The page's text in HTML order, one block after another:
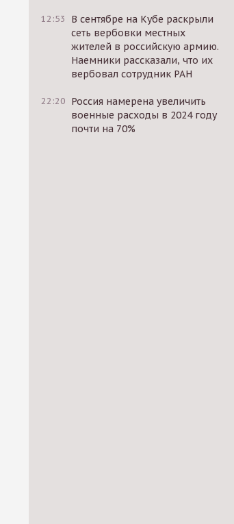
12:53
В сентябре на Кубе раскрыли
сеть вербовки местных
жителей в российскую армию.
Наемники рассказали, что их
вербовал сотрудник РАН
22:20 Россия намерена увеличить
военные расходы в 2024 году
почти на 70%